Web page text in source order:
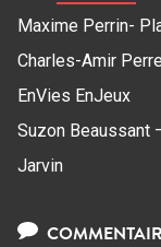
Maxime Perrin-
Charles-Amir
EnVies EnJeux
Suzon Beaussant
Jarvin